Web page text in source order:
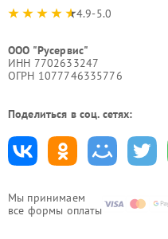
Мы принимаем
все формы оплаты
4.9-5.0
ООО "Русервис"
ИНН 7702633247
ОГРН 1077746335776
Поделиться в соц. сетях: